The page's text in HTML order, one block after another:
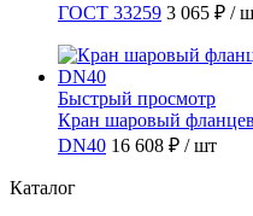
ГОСТ 33259 3 065 ₽ /
Быстрый просмотр
Кран шаровый
DN40 16 608 ₽ / шт
Каталог